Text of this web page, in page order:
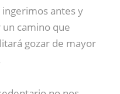
antes y
camino que
gozar de mayor